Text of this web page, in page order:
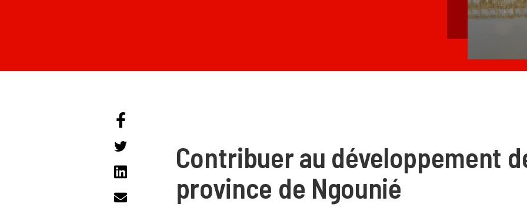
Contribuer au développement
province de Ngounié